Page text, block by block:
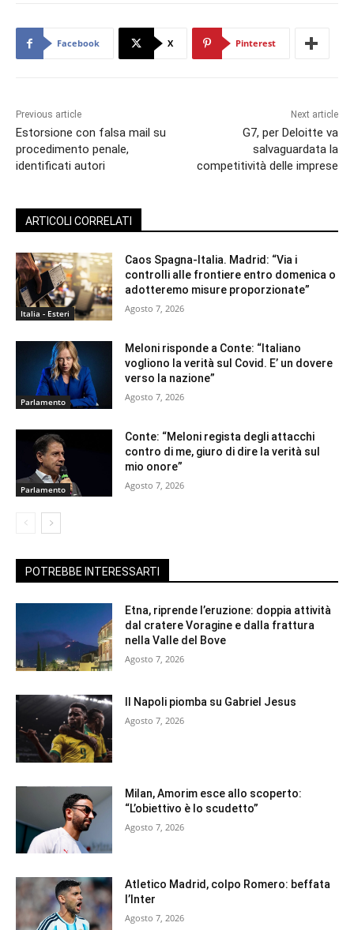
Facebook X Pinterest
Previous article
Estorsione con falsa mail su
procedimento penale,
identificati autori
Next article
G7, per Deloitte va
salvaguardata la
competitività delle imprese
ARTICOLI CORRELATI
Italia - Esteri
Caos Spagna-Italia. Madrid: “Via i
controlli alle frontiere entro domenica o
adotteremo misure proporzionate”
Agosto 7, 2026
Parlamento
Meloni risponde a Conte: “Italiano
vogliono la verità sul Covid. E’ un dovere
verso la nazione”
Agosto 7, 2026
Parlamento
Conte: “Meloni regista degli attacchi
contro di me, giuro di dire la verità sul
mio onore”
Agosto 7, 2026
POTREBBE INTERESSARTI
Etna, riprende l’eruzione: doppia attività
dal cratere Voragine e dalla frattura
nella Valle del Bove
Agosto 7, 2026
Il Napoli piomba su Gabriel Jesus
Agosto 7, 2026
Milan, Amorim esce allo scoperto:
“L’obiettivo è lo scudetto”
Agosto 7, 2026
Atletico Madrid, colpo Romero: beffata
l’Inter
Agosto 7, 2026